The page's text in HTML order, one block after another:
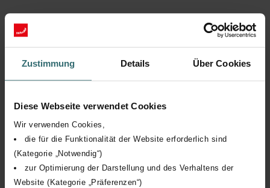
Zustimmung Details Über Cookies
Diese Webseite verwendet Cookies
Wir verwenden Cookies,
die für die Funktionalität der Website erforderlich sind
(Kategorie „Notwendig“)
zur Optimierung der Darstellung und des Verhaltens der
Website (Kategorie „Präferenzen“)